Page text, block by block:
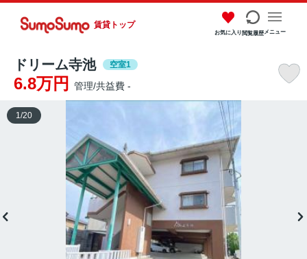
賃貸トップ
お気に入り閲覧履歴メニュー
ドリーム寺池 空室1
6.8万円 管理/共益費 -
1 /20